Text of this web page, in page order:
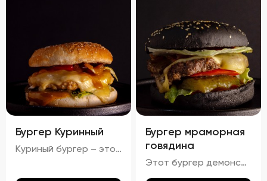
Бургер Куринный
Куриный бургер – это воплощение идеального сочетания вкуса и текстуры. Аккуратно уложенные слои создают аппетитный внешний вид, где золотисто-коричневая котлета соседствует с яркими красными помидорами, зелеными огурцами и белым салатом с легкими зеленоватыми оттенками. Булочка имеет привлекательную золотистую корочку, оставаясь мягкой внутри и хрустящей снаружи. Аромат свежего хлеба, курицы и пикантных соусов создает приятный букет, который дополняется сбалансированным вкусом: мягкая куриная котлета, освежающие овощи и насыщенный вкус соусов делают каждый укус незабываемым.
Бургер мраморная
говядина
Этот бургер демонстрирует идеальное сочетание вкуса и текстуры. Котлета обладает насыщенным вкусом, овощи обеспечивают свежесть и хрусткость, а сыр добавляет сливочную мягкость. Булочка имеет золотистый оттенок и хрустящую корочку, создавая ощущение комфорта и удовольствия. Соусы придают блюду дополнительные оттенки вкуса, а булочка поддерживает баланс между мягкостью и хрусткостью.